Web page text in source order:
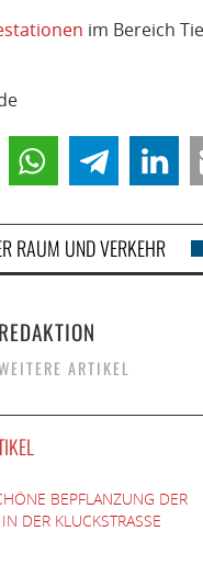
im Bereich
RAUM UND VERKEHR
REDAKTION
ARTIKEL
BEPFLANZUNG DER
DER KLUCKSTRASSE